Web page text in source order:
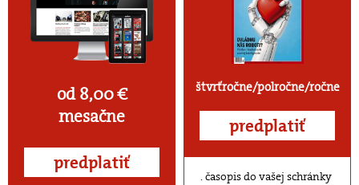
od 8,00 €
mesačne
predplatiť
štvrťročne/polročne/ročne
predplatiť
časopis do vašej schránky